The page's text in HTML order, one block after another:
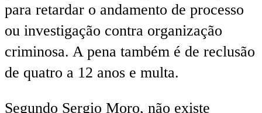
para retardar o andamento de processo
ou investigação contra organização
criminosa. A pena também é de reclusão
de quatro a 12 anos e multa.
Segundo Sergio Moro, não existe